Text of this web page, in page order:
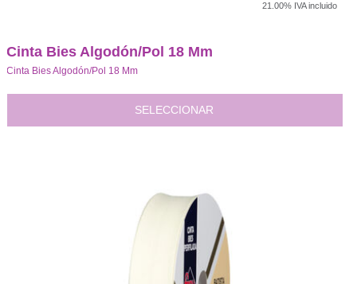
21.00% IVA incluido
Cinta Bies Algodón/Pol 18 Mm
Cinta Bies Algodón/Pol 18 Mm
SELECCIONAR